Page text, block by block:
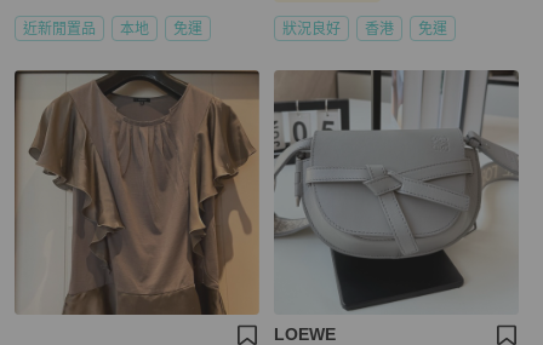
近新閒置品 本地 免運 狀況良好 香港 免運
LOEWE